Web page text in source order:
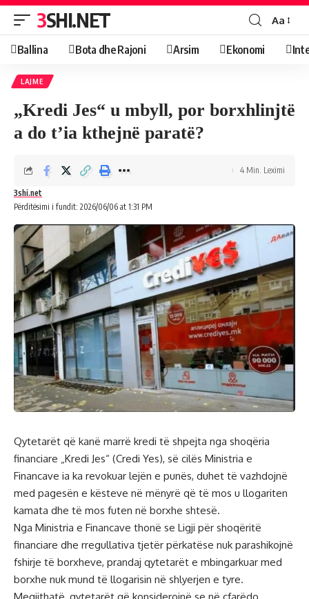
3SHI.NET Aa
Ballina Bota dhe Rajoni Arsim Ekonomi
LAJME
„Kredi Jes“ u mbyll, por borxhlinjtë
a do t’ia kthejnë paratë?
Përditësimi i fundit: 2026/06/06 at 1:31 PM
3shi.net
4 Min. Leximi
Qytetarët që kanë marrë kredi të shpejta nga shoqëria
financiare „Kredi Jes“ (Credi Yes), së cilës Ministria e
Financave ia ka revokuar lejën e punës, duhet të vazhdojnë
med pagesën e kësteve në mënyrë që të mos u llogariten
kamata dhe të mos futen në borxhe shtesë.
Nga Ministria e Financave thonë se Ligji për shoqëritë
financiare dhe rregullativa tjetër përkatëse nuk parashikojnë
fshirje të borxheve, prandaj qytetarët e mbingarkuar med
borxhe nuk mund të llogarisin në shlyerjen e tyre.